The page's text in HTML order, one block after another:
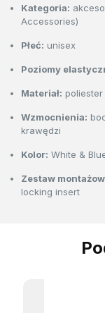
Kategoria:
Accessories)
Płeć: unisex
Poziomy
Materiał:
Wzmocnienia:
krawędzi
Kolor: White &
Zestaw
locking insert